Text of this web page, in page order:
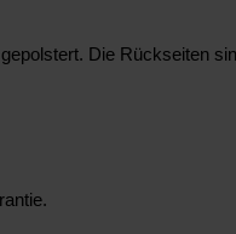
Die Rückseiten
.